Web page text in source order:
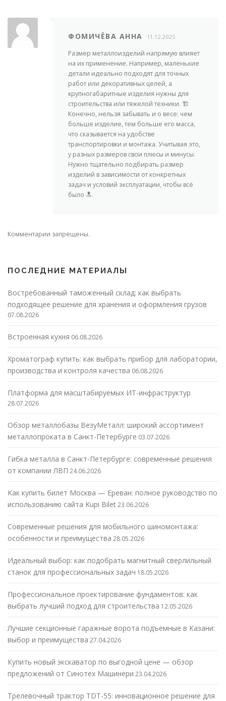
ФОМИЧЁВА АННА 11.12.2025
Размер металлоизделий напрямую влияет
на их применение. Например, маленькие
детали идеально подходят для точных
работ или декоративных целей, а
крупногабаритные изделия нужны для
строительства или тяжелой техники. 🏗️
Конечно, нельзя забывать и о весе: чем
больше изделие, тем больше его масса,
что сказывается на удобстве
транспортировки и монтажа. Учитывая это,
у разных размеров свои плюсы и минусы.
Нужно тщательно подбирать размер
изделий в зависимости от конкретных
задач и условий эксплуатации, чтобы всё
было 🔝.
Комментарии запрещены.
ПОСЛЕДНИЕ МАТЕРИАЛЫ
Востребованный таможенный склад: как выбрать
подходящее решение для хранения и оформления грузов
07.08.2026
Встроенная кухня 06.08.2026
Хроматограф купить: как выбрать прибор для лаборатории,
производства и контроля качества 06.08.2026
Платформа для масштабируемых ИТ-инфраструктур
28.07.2026
Обзор металлобазы ВезуМеталл: широкий ассортимент
металлопроката в Санкт-Петербурге 03.07.2026
Гибка металла в Санкт-Петербурге: современные решения
от компании ЛВП 24.06.2026
Как купить билет Москва — Ереван: полное руководство по
использованию сайта Kupi Bilet23.06.2026
Современные решения для мобильного шиномонтажа:
особенности и преимущества 28.05.2026
Идеальный выбор: как подобрать магнитный сверлильный
станок для профессиональных задач 18.05.2026
Профессиональное проектирование фундаментов: как
выбрать лучший подход для строительства 12.05.2026
Лучшие секционные гаражные ворота подъемные в Казани:
выбор и преимущества 27.04.2026
Купить новый экскаватор по выгодной цене — обзор
предложений от Синотех Машинери 23.04.2026
Трелевочный трактор TDT-55: инновационное решение для